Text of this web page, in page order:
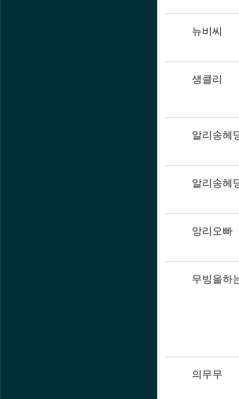
뉴비씨
생클리
알리송헤
알리송헤
앙리오빠
무빙을하
의무무